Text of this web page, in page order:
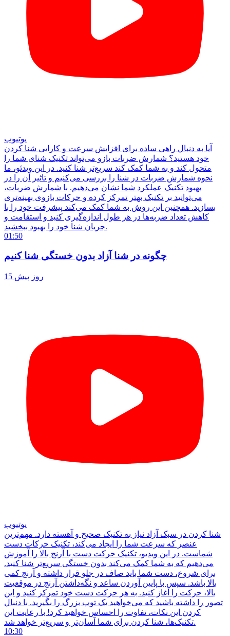
یوتیوب
آیا به دنبال راهی ساده برای افزایش سرعت و کارایی شنا کردن
خود هستید؟ شمارش ضربات بازو می‌تواند تکنیک شنای شما را
متحول کند و به شما کمک کند سریع‌تر شنا کنید. در این ویدئو، ما
نحوه شمارش ضربات در شنا را بررسی می‌کنیم و تاثیر آن را در
بهبود تکنیک عملکرد شما نشان می‌دهیم. با شمارش ضربات،
می‌توانید بر تکنیک بهتر تمرکز کرده و حرکات بازوی بهینه‌تری
بسازید. همچنین این روش به شما کمک می‌کند پیشرفت خود را با
کاهش تعداد ضربه‌ها در هر طول اندازه‌گیری کنید و استقامت و
جریان شنا خود را بهبود ببخشید.
01:50
چگونه در شنا آزاد بدون خستگی شنا کنیم
15 روز پیش
یوتیوب
شنا کردن در سبک آزاد نیاز به تکنیک صحیح و آهسته دارد. مهم‌ترین
عنصر که سرعت شما را ایجاد می‌کند، تکنیک حرکات دست
شماست. در این ویدیو، تکنیک حرکت دست با آرنج بالا را آموزش
می‌دهیم که به شما کمک می‌کند بدون خستگی سریع‌تر شنا کنید.
برای شروع، دست شما باید صاف در جلو قرار داشته و آرنج کمی
بالا باشد. سپس با پایین آوردن ساعد و نگه‌داشتن آرنج در موقعیت
بالا، حرکت را آغاز کنید. به هر حرکت دست خود تمرکز کنید و این
تصور را داشته باشید که می‌خواهید یک توپ بزرگ را بگیرید. با دنبال
کردن این نکات، تفاوت را احساس خواهید کرد! با رعایت این
تکنیک‌ها، شنا کردن برای شما آسان‌تر و سریع‌تر خواهد شد.
10:30